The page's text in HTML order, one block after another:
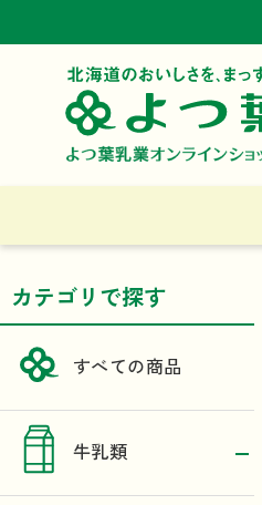
カテゴリで探す
すべての商品
牛乳類